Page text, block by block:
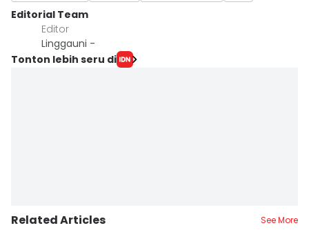
Editorial Team
Editor
Linggauni -
Tonton lebih seru di
Related Articles See More